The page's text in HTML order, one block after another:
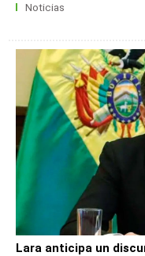
Noticias
Lara anticipa un